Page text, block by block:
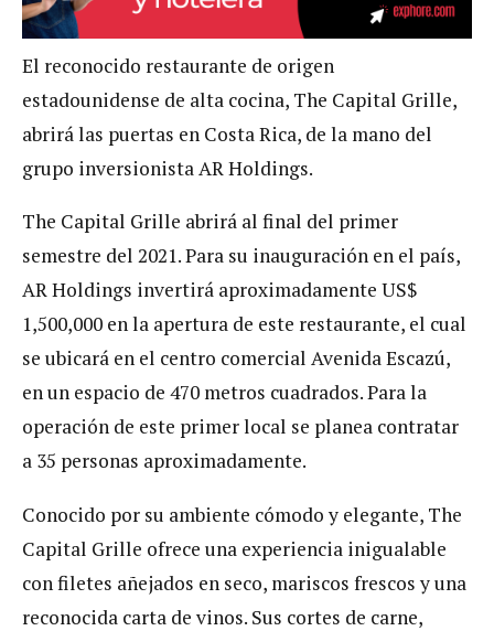
El reconocido restaurante de origen
estadounidense de alta cocina, The Capital Grille,
abrirá las puertas en Costa Rica, de la mano del
grupo inversionista AR Holdings.
The Capital Grille abrirá al final del primer
semestre del 2021. Para su inauguración en el país,
AR Holdings invertirá aproximadamente US$
1,500,000 en la apertura de este restaurante, el cual
se ubicará en el centro comercial Avenida Escazú,
en un espacio de 470 metros cuadrados. Para la
operación de este primer local se planea contratar
a 35 personas aproximadamente.
Conocido por su ambiente cómodo y elegante, The
Capital Grille ofrece una experiencia inigualable
con filetes añejados en seco, mariscos frescos y una
reconocida carta de vinos. Sus cortes de carne,